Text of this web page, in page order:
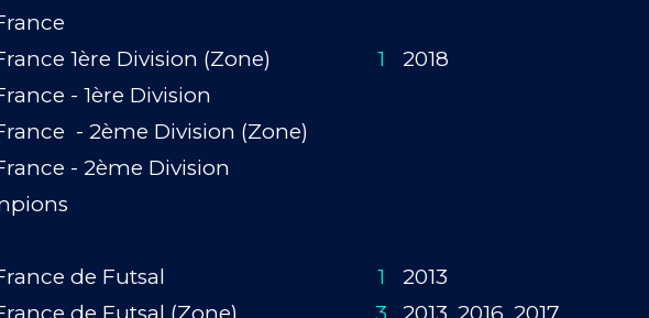
1ère Division (Zone)
1
2018
- 1ère Division
- 2ème Division (Zone)
- 2ème Division
de Futsal 1
2013